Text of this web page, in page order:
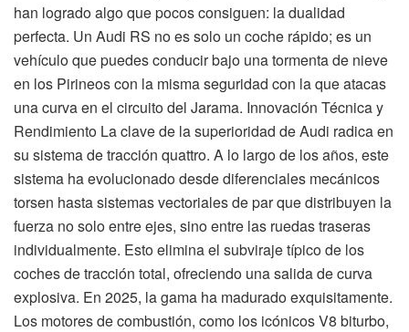
han logrado algo que pocos consiguen: la dualidad
perfecta. Un Audi RS no es solo un coche rápido; es un
vehículo que puedes conducir bajo una tormenta de nieve
en los Pirineos con la misma seguridad con la que atacas
una curva en el circuito del Jarama. Innovación Técnica y
Rendimiento La clave de la superioridad de Audi radica en
su sistema de tracción quattro. A lo largo de los años, este
sistema ha evolucionado desde diferenciales mecánicos
torsen hasta sistemas vectoriales de par que distribuyen la
fuerza no solo entre ejes, sino entre las ruedas traseras
individualmente. Esto elimina el subviraje típico de los
coches de tracción total, ofreciendo una salida de curva
explosiva. En 2025, la gama ha madurado exquisitamente.
Los motores de combustión, como los icónicos V8 biturbo,